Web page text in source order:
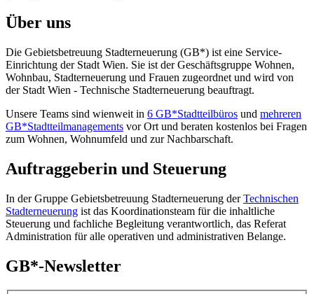
Über uns
Die Gebietsbetreuung Stadterneuerung (GB*) ist eine Service-
Einrichtung der Stadt Wien. Sie ist der Geschäfts­gruppe Wohnen,
Wohnbau, Stadt­erneuerung und Frauen zugeordnet und wird von
der Stadt Wien - Technische Stadterneuerung beauftragt.
Unsere Teams sind wienweit in 6 GB*Stadtteilbüros und mehreren
GB*Stadtteilmanagements vor Ort und beraten kostenlos bei Fragen
zum Wohnen, Wohnumfeld und zur Nachbarschaft.
Auftraggeberin und Steuerung
In der Gruppe Gebietsbetreuung Stadterneuerung derTechnischen
Stadterneuerung ist das Koordinationsteam für die inhaltliche
Steuerung und fachliche Begleitung verantwortlich, das Referat
Administration für alle operativen und administrativen Belange.
GB*-Newsletter